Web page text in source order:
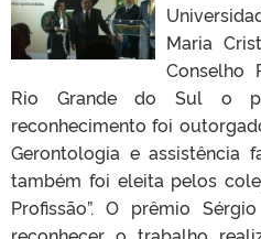
Maria
Conselho
Rio Grande do Sul o
reconhecimento foi
Gerontologia e assistência
também foi eleita pelos
Profissão”. O prêmio
reconhecer o trabalho